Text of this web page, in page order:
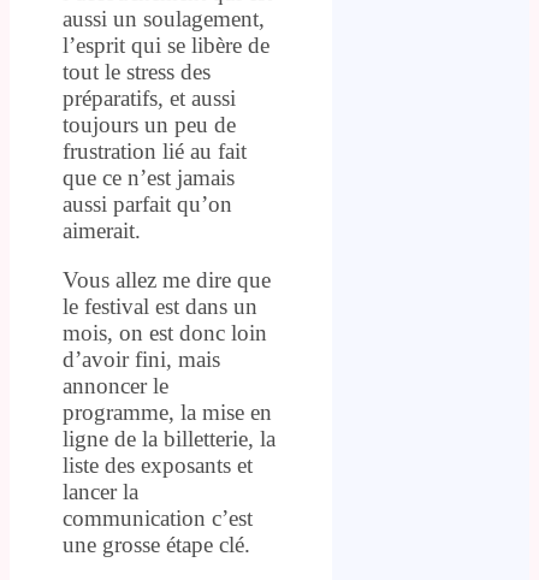
aussi un soulagement,
l’esprit qui se libère de
tout le stress des
préparatifs, et aussi
toujours un peu de
frustration lié au fait
que ce n’est jamais
aussi parfait qu’on
aimerait.
Vous allez me dire que
le festival est dans un
mois, on est donc loin
d’avoir fini, mais
annoncer le
programme, la mise en
ligne de la billetterie, la
liste des exposants et
lancer la
communication c’est
une grosse étape clé.